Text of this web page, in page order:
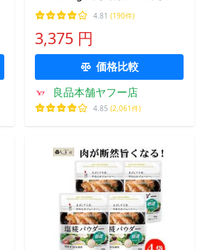
ープ 昆布だし かつおだし 和風
だし 出汁 天然ペプチドリップ
ペプチドだし 無臭にんにく
4.81 (190件)
3,375 円
価格比較
良品本舗ヤフー店
4.85 (2,061件)